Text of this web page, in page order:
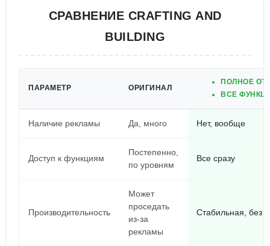
СРАВНЕНИЕ CRAFTING AND
BUILDING
ПАРАМЕТР ОРИГИНАЛ
ПОЛНОЕ
ВСЕ
Наличие рекламы Да, много Нет, вообще
Доступ к функциям
Постепенно,
по уровням
Все сразу
Производительность
Может
проседать
из-за
рекламы
Стабильная, без